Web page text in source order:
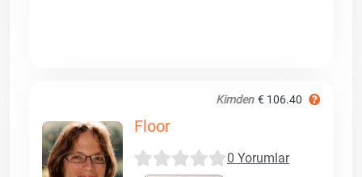
Kimden € 106.40
Floor
0 Yorumlar